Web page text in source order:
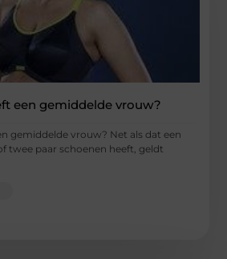
een gemiddelde vrouw?
gemiddelde vrouw? Net als dat een
twee paar schoenen heeft, geldt